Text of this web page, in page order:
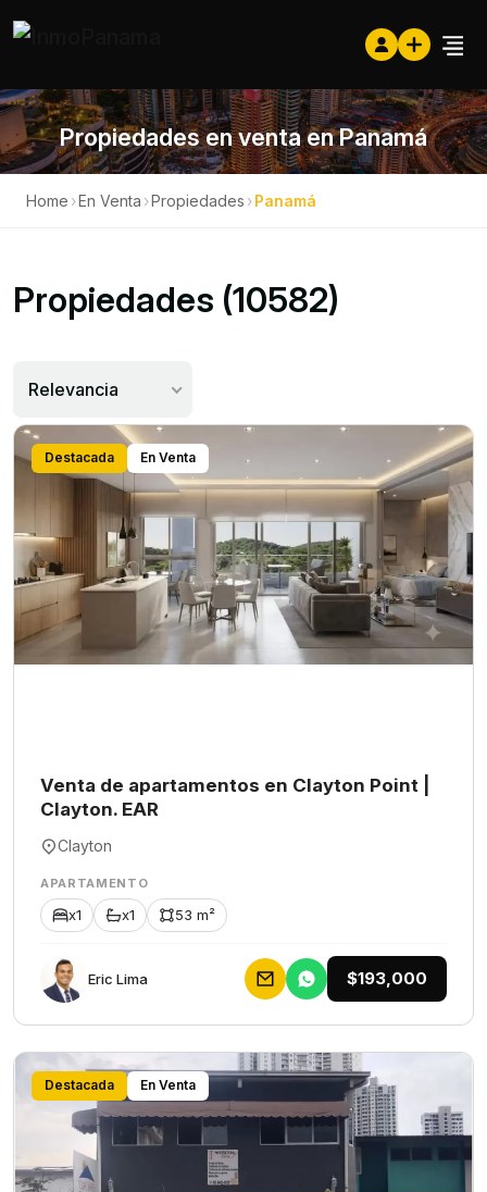
Propiedades en venta en Panamá
Home ›En Venta ›Propiedades ›Panamá
Propiedades (10582)
Relevancia
Destacada En Venta
Venta de apartamentos en Clayton Point |
Clayton. EAR
Clayton
APARTAMENTO
x1 x1 53 m²
Eric Lima $193,000
Destacada En Venta